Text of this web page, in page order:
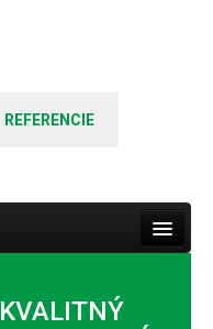
REFERENCIE
Toggle